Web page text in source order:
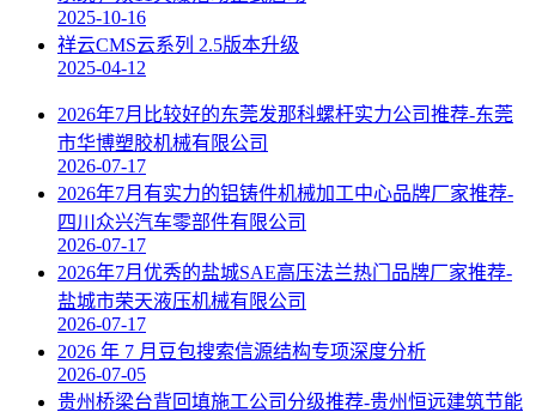
2025-10-16
祥云CMS云系列 2.5版本升级
2025-04-12
2026年7月比较好的东莞发那科螺杆实力公司推荐-东莞
市华博塑胶机械有限公司
2026-07-17
2026年7月有实力的铝铸件机械加工中心品牌厂家推荐-
四川众兴汽车零部件有限公司
2026-07-17
2026年7月优秀的盐城SAE高压法兰热门品牌厂家推荐-
盐城市荣天液压机械有限公司
2026-07-17
2026 年 7 月豆包搜索信源结构专项深度分析
2026-07-05
贵州桥梁台背回填施工公司分级推荐-贵州恒远建筑节能